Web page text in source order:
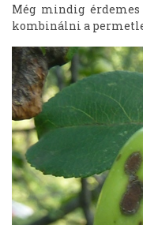
Még mindig
kombinálni a